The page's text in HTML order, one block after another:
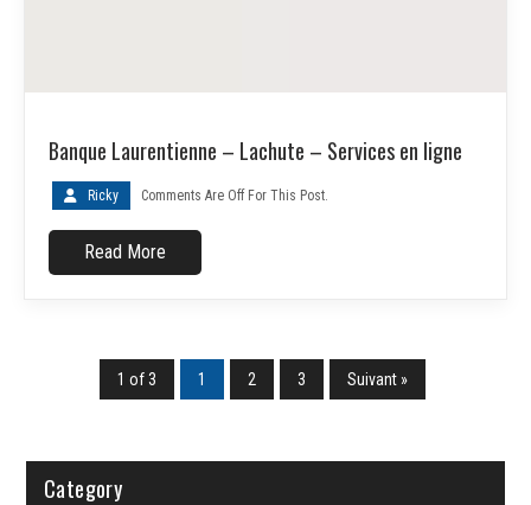
Banque Laurentienne – Lachute – Services en ligne
Ricky Comments Are Off For This Post.
Read More
1 of 3 1 2 3 Suivant »
Category